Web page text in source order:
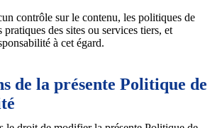
contrôle sur le contenu, les politiques de
des sites ou services tiers, et
à cet égard.
de la présente Politique de